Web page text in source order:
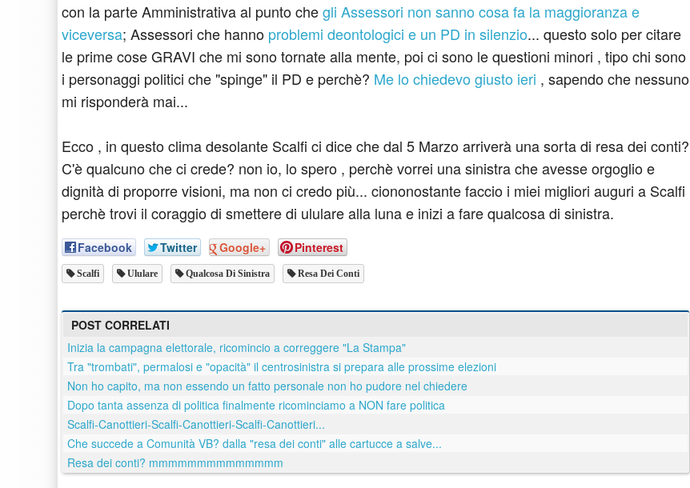
con la parte Amministrativa al punto chegli Assessori non sanno cosa fa la maggioranza e
viceversa; Assessori che hanno problemi deontologici e un PD in silenzio... questo solo per citare
le prime cose GRAVI che mi sono tornate alla mente, poi ci sono le questioni minori , tipo chi sono
i personaggi politici che "spinge" il PD e perchè? Me lo chiedevo giusto ieri , sapendo che nessuno
mi risponderà mai...
Ecco , in questo clima desolante Scalfi ci dice che dal 5 Marzo arriverà una sorta di resa dei conti?
C'è qualcuno che ci crede? non io, lo spero , perchè vorrei una sinistra che avesse orgoglio e
dignità di proporre visioni, ma non ci credo più... ciononostante faccio i miei migliori auguri a Scalfi
perchè trovi il coraggio di smettere di ululare alla luna e inizi a fare qualcosa di sinistra.
Facebook Twitter Google+ Pinterest
Scalfi Ululare Qualcosa Di Sinistra Resa Dei Conti
POST CORRELATI
Inizia la campagna elettorale, ricomincio a correggere "La Stampa"
Tra "trombati", permalosi e "opacità" il centrosinistra si prepara alle prossime elezioni
Non ho capito, ma non essendo un fatto personale non ho pudore nel chiedere
Dopo tanta assenza di politica finalmente ricominciamo a NON fare politica
Scalfi-Canottieri-Scalfi-Canottieri-Scalfi-Canottieri...
Che succede a Comunità VB? dalla "resa dei conti" alle cartucce a salve...
Resa dei conti? mmmmmmmmmmmmmm